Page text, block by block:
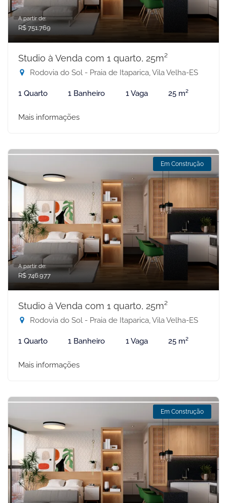
A partir de:
R$ 751.769
Studio à Venda com 1 quarto, 25m²
Rodovia do Sol - Praia de Itaparica, Vila Velha-ES
1 Quarto 1 Banheiro 1 Vaga 25 m²
Mais informações
Em Construção
A partir de:
R$ 746.977
Studio à Venda com 1 quarto, 25m²
Rodovia do Sol - Praia de Itaparica, Vila Velha-ES
1 Quarto 1 Banheiro 1 Vaga 25 m²
Mais informações
Em Construção